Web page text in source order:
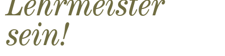
Lehrmeister
sein!